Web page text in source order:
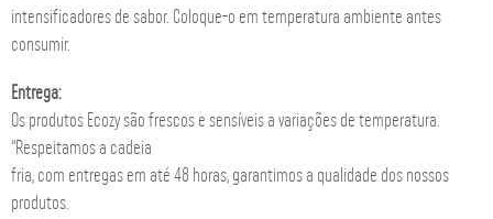
intensificadores de sabor. Coloque-o em temperatura ambiente antes
consumir.
Entrega:
Os produtos Ecozy são frescos e sensíveis a variações de temperatura.
“Respeitamos a cadeia
fria, com entregas em até 48 horas, garantimos a qualidade dos nossos
produtos.